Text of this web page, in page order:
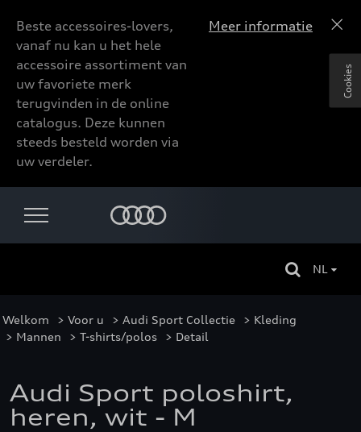
Beste accessoires-lovers,
vanaf nu kan u het hele
accessoire assortiment van
uw favoriete merk
terugvinden in de online
catalogus. Deze kunnen
steeds besteld worden via
uw verdeler.
Meer informatie
NL
Welkom > Voor u > Audi Sport Collectie > Kleding
> Mannen > T-shirts/polos > Detail
Audi Sport poloshirt,
heren, wit - M
Cookies